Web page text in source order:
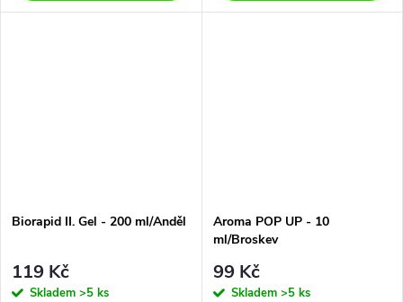
Biorapid II. Gel - 200 ml/Anděl
119 Kč
Skladem >5 ks
Aroma POP UP - 10
ml/Broskev
99 Kč
Skladem >5 ks